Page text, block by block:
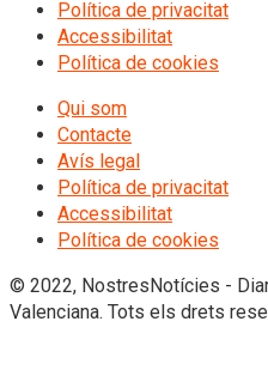
Política de privacitat
Accessibilitat
Política de cookies
Qui som
Contacte
Avís legal
Política de privacitat
Accessibilitat
Política de cookies
© 2022, NostresNotícies -
Valenciana. Tots els drets